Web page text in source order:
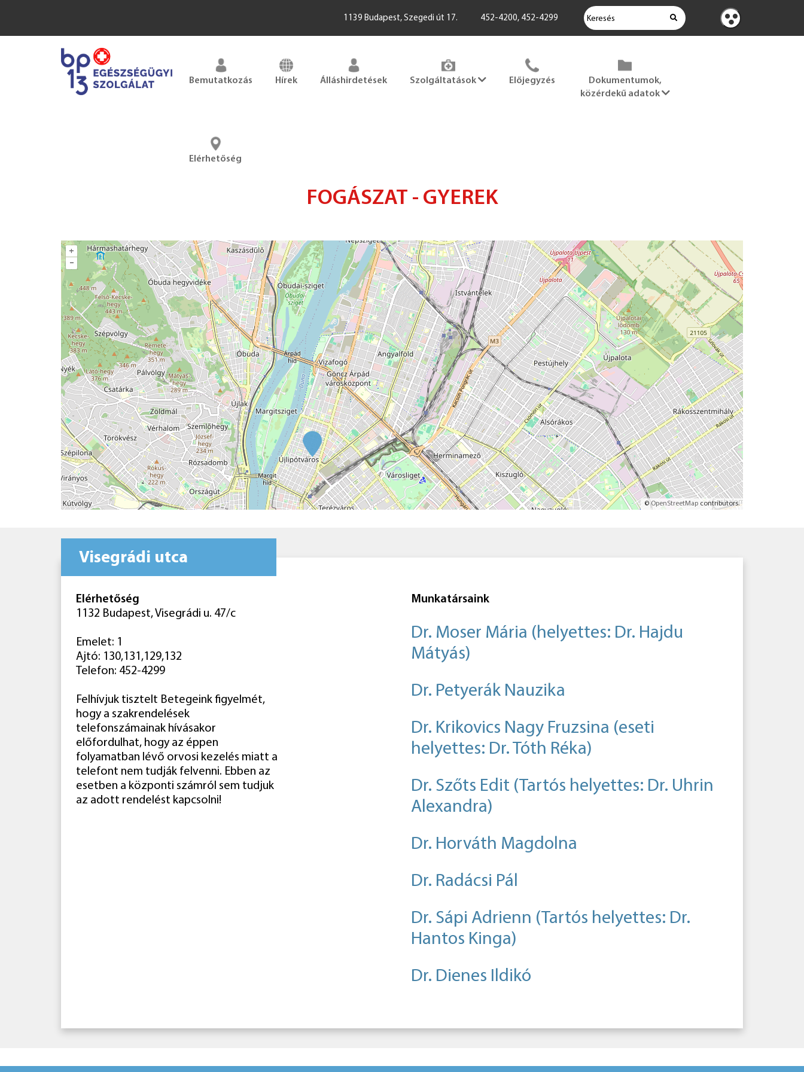
1139 Budapest, Szegedi út 17. 452-4200, 452-4299
KERESÉS
Kontraszt
nézet
Bemutatkozás Hírek Álláshirdetések Szolgáltatások Előjegyzés
Dokumentumok,
közérdekű adatok
Elérhetőség
FOGÁSZAT - GYEREK
+
–
©OpenStreetMap contributors.
Visegrádi utca
Elérhetőség
1132 Budapest, Visegrádi u. 47/c
Emelet: 1
Ajtó: 130,131,129,132
Telefon: 452-4299
Felhívjuk tisztelt Betegeink figyelmét,
hogy a szakrendelések
telefonszámainak hívásakor
előfordulhat, hogy az éppen
folyamatban lévő orvosi kezelés miatt a
telefont nem tudják felvenni. Ebben az
esetben a központi számról sem tudjuk
az adott rendelést kapcsolni!
Munkatársaink
Dr. Moser Mária (helyettes: Dr. Hajdu
Mátyás)
Dr. Petyerák Nauzika
Dr. Krikovics Nagy Fruzsina (eseti
helyettes: Dr. Tóth Réka)
Dr. Szőts Edit (Tartós helyettes: Dr. Uhrin
Alexandra)
Dr. Horváth Magdolna
Dr. Radácsi Pál
Dr. Sápi Adrienn (Tartós helyettes: Dr.
Hantos Kinga)
Dr. Dienes Ildikó